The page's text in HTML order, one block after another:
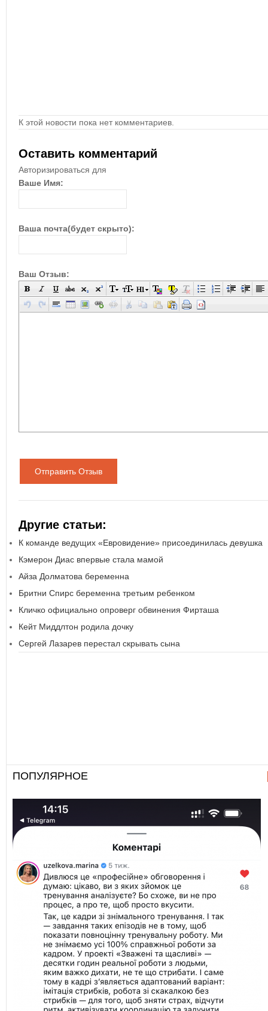
К этой новости пока нет комментариев.
Оставить комментарий
Авторизироваться для
Ваше Имя:
Ваша почта(будет скрыто):
Ваш Отзыв:
Отправить Отзыв
Другие статьи:
К команде ведущих «Евровидение» присоединилась девушка
Кэмерон Диас впервые стала мамой
Айза Долматова беременна
Бритни Спирс беременна третьим ребенком
Кличко официально опроверг обвинения Фирташа
Кейт Миддлтон родила дочку
Сергей Лазарев перестал скрывать сына
ПОПУЛЯРНОЕ